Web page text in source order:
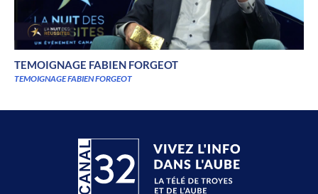
TEMOIGNAGE FABIEN FORGEOT
TEMOIGNAGE FABIEN FORGEOT